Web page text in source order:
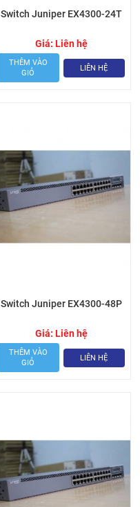
Switch Juniper EX4300-24T
Giá: Liên hệ
THÊM VÀO
GIỎ
LIÊN HỆ
Switch Juniper EX4300-48P
Giá: Liên hệ
THÊM VÀO
GIỎ
LIÊN HỆ